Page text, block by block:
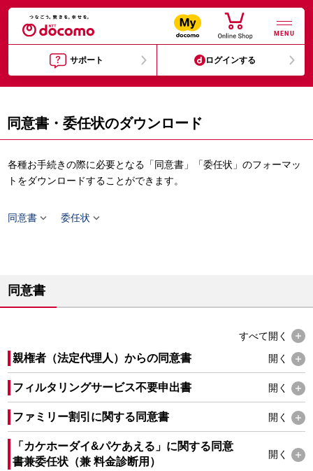
MENU
サポート ログインする
同意書・委任状のダウンロード
各種お手続きの際に必要となる「同意書」「委任状」のフォーマッ
トをダウンロードすることができます。
同意書 委任状 
同意書
すべて開く
親権者（法定代理人）からの同意書 開く
フィルタリングサービス不要申出書 開く
ファミリー割引に関する同意書 開く
「カケホーダイ&パケあえる」に関する同意
書兼委任状（兼 料金診断用）
開く